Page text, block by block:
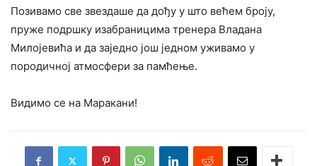
Позивамо све звездаше да дођу у што већем броју,
пруже подршку изабраницима тренера Владана
Милојевића и да заједно још једном уживамо у
породичној атмосфери за памћење.
Видимо се на Маракани!